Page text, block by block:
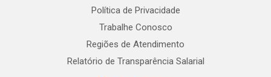
Política de Privacidade
Trabalhe Conosco
Regiões de Atendimento
Relatório de Transparência Salarial